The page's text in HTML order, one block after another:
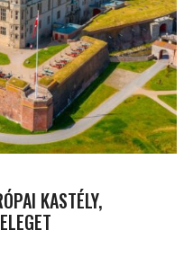
KASTÉLY,